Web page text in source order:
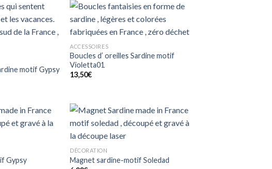
à mes
motif Gypsy
à mes
coeur
ACCESSOIRES
Boucles d’ oreilles Sardine motif
Violetta01
13,50€
Gypsy
DÉCORATION
Magnet sardine-motif Soledad